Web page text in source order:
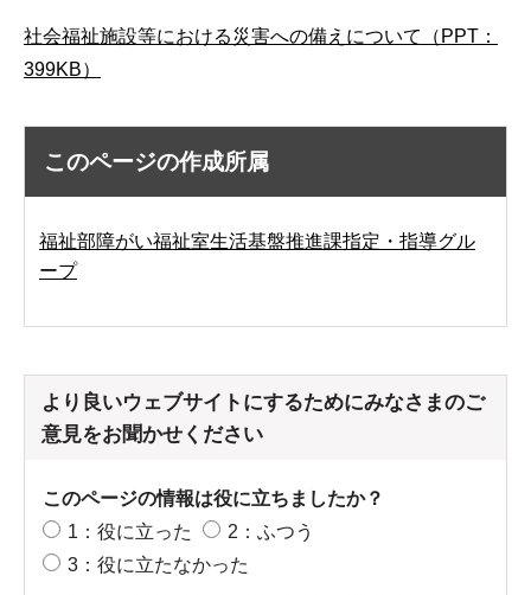
社会福祉施設等における災害への備えについて（PPT：
399KB）
このページの作成所属
福祉部障がい福祉室生活基盤推進課指定・指導グル
ープ
より良いウェブサイトにするためにみなさまのご
意見をお聞かせください
このページの情報は役に立ちましたか？
1：役に立った
2：ふつう
3：役に立たなかった